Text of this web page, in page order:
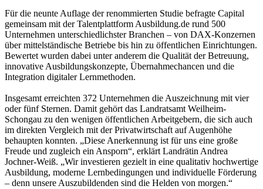
Für die neunte Auflage der renommierten Studie befragte Capital
gemeinsam mit der Talentplattform Ausbildung.de rund 500
Unternehmen unterschiedlichster Branchen – von DAX-Konzernen
über mittelständische Betriebe bis hin zu öffentlichen Einrichtungen.
Bewertet wurden dabei unter anderem die Qualität der Betreuung,
innovative Ausbildungskonzepte, Übernahmechancen und die
Integration digitaler Lernmethoden.
Insgesamt erreichten 372 Unternehmen die Auszeichnung mit vier
oder fünf Sternen. Damit gehört das Landratsamt Weilheim-
Schongau zu den wenigen öffentlichen Arbeitgebern, die sich auch
im direkten Vergleich mit der Privatwirtschaft auf Augenhöhe
behaupten konnten. „Diese Anerkennung ist für uns eine große
Freude und zugleich ein Ansporn“, erklärt Landrätin Andrea
Jochner-Weiß. „Wir investieren gezielt in eine qualitativ hochwertige
Ausbildung, moderne Lernbedingungen und individuelle Förderung
– denn unsere Auszubildenden sind die Helden von morgen.“